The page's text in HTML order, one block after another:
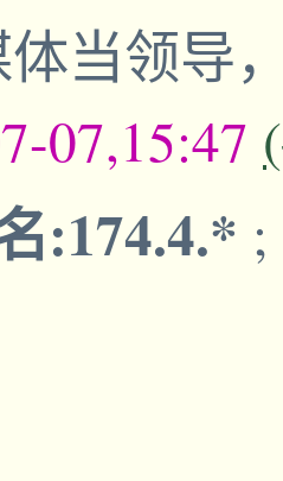
当领导
07,15:47
:174.4.* ;